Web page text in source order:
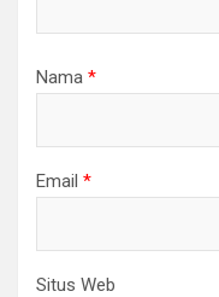
Nama *
Email *
Situs Web